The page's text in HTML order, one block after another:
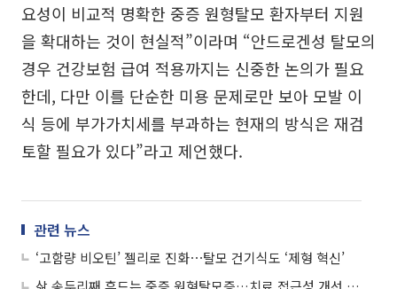
요성이 비교적 명확한 중증 원형탈모 환자부터 지원
을 확대하는 것이 현실적”이라며 “안드로겐성 탈모의
경우 건강보험 급여 적용까지는 신중한 논의가 필요
한데, 다만 이를 단순한 미용 문제로만 보아 모발 이
식 등에 부가가치세를 부과하는 현재의 방식은 재검
토할 필요가 있다”라고 제언했다.
관련 뉴스
‘고함량 비오틴’ 젤리로 진화⋯탈모 건기식도 ‘제형 혁신’